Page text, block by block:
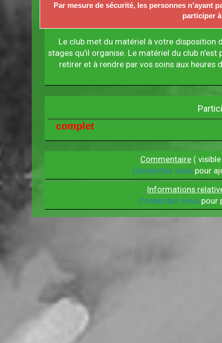
Par mesure de sécurité, les personnes n'ayant
participer
Le club met du matériel à votre disposition
stages qu'il organise. Le matériel du club n'est
retirer et à rendre par vos soins aux heures
complet
Commentaire( visible
Connectez-vous pour
Informations
Connectez-vous pour